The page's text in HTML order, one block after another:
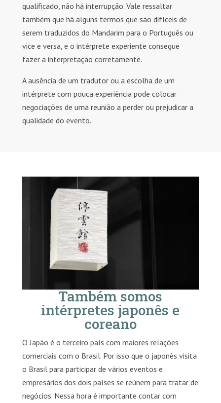
qualificado, não há interrupção. Vale ressaltar
também que há alguns termos que são difíceis de
serem traduzidos do Mandarim para o Português ou
vice e versa, e o intérprete experiente consegue
fazer a interpretação corretamente.
A ausência de um tradutor ou a escolha de um
intérprete com pouca experiência pode colocar
negociações de uma reunião a perder ou prejudicar a
qualidade do evento.
Também somos
intérpretes japonês e
coreano
O Japão é o terceiro país com maiores relações
comerciais com o Brasil. Por isso que o japonês visita
o Brasil para participar de vários eventos e
empresários dos dois países se reúnem para tratar de
negócios. Nessa hora é importante contar com